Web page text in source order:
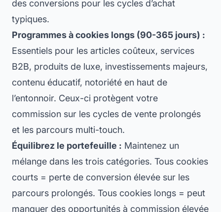
des conversions pour les cycles d’achat
typiques.
Programmes à cookies longs (90-365 jours) :
Essentiels pour les articles coûteux, services
B2B, produits de luxe, investissements majeurs,
contenu éducatif, notoriété en haut de
l’entonnoir. Ceux-ci protègent votre
commission sur les cycles de vente prolongés
et les parcours multi-touch.
Équilibrez le portefeuille : Maintenez un
mélange dans les trois catégories. Tous cookies
courts = perte de conversion élevée sur les
parcours prolongés. Tous cookies longs = peut
manquer des opportunités à commission élevée